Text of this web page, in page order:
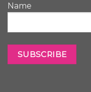
Name